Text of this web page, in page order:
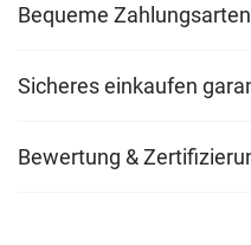
Bequeme Zahlungsarten
Sicheres einkaufen
Bewertung &